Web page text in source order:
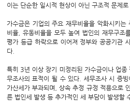
이는 단순한 일시적 현상이 아닌 구조적 문제로
가수금은 기업의 주요 재무비율을 악화시키는
비율, 유동비율을 모두 높여 법인의 재무구조
평가 등급 하락으로 이어져 정부와 공공기관
다.
특히 3년 이상 장기 미정리된 가수금이나 업종
무조사의 표적이 될 수 있다. 세무조사 시 증
가산세가 부과되며, 상속 추정 규정 적용으로
른 법인세 발생 등 추가적인 세 부담이 발생할